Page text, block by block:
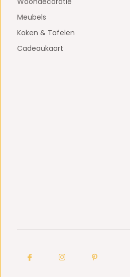
Meubels
Koken & Tafelen
Cadeaukaart